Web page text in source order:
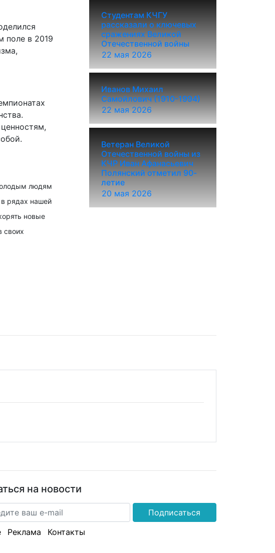
поле в 2019
людям
в рядах нашей
новые
своих
22 мая 2026
Студентам КЧГУ
рассказали о ключевых
сражениях Великой
Отечественной войны
22 мая 2026
Иванов Михаил
Самойлович (1910-1994)
20 мая 2026
Ветеран Великой
Отечественной войны из
КЧР Иван Афанасьевич
Полянский отметил 90-
летие
на новости
Подписаться
Реклама Контакты